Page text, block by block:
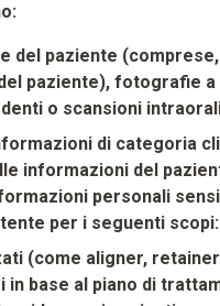
del paziente
paziente), fotografie a
o scansioni
di categoria
informazioni del
personali
per i seguenti scopi:
(come aligner,
base al piano di